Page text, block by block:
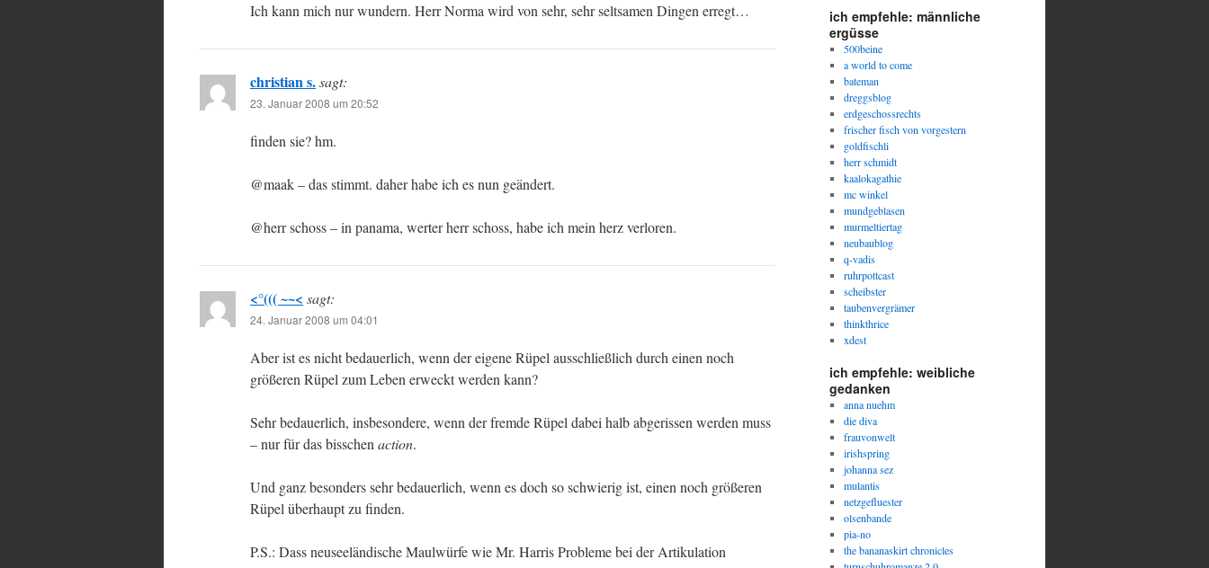
Ich kann mich nur wundern. Herr Norma wird von sehr, sehr seltsamen Dingen erregt…
christian s.sagt:
23. Januar 2008 um 20:52
finden sie? hm.
@maak – das stimmt. daher habe ich es nun geändert.
@herr schoss – in panama, werter herr schoss, habe ich mein herz verloren.
<°((( ~~< sagt:
24. Januar 2008 um 04:01
Aber ist es nicht bedauerlich, wenn der eigene Rüpel ausschließlich durch einen noch
größeren Rüpel zum Leben erweckt werden kann?
Sehr bedauerlich, insbesondere, wenn der fremde Rüpel dabei halb abgerissen werden muss
– nur für das bisschen action.
Und ganz besonders sehr bedauerlich, wenn es doch so schwierig ist, einen noch größeren
Rüpel überhaupt zu finden.
P.S.: Dass neuseeländische Maulwürfe wie Mr. Harris Probleme bei der Artikulation
ich empfehle: männliche
ergüsse
500beine
a world to come
bateman
dreggsblog
erdgeschossrechts
frischer fisch von vorgestern
goldfischli
herr schmidt
kaalokagathie
mc winkel
mundgeblasen
murmeltiertag
neubaublog
q-vadis
ruhrpottcast
scheibster
taubenvergrämer
thinkthrice
xdest
ich empfehle: weibliche
gedanken
anna nuehm
die diva
frauvonwelt
irishspring
johanna sez
mulantis
netzgefluester
olsenbande
pia-no
the bananaskirt chronicles